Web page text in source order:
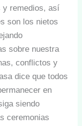
y remedios, así
son los nietos
sobre nuestra
conflictos y
dice que todos
en
siendo
ceremonias